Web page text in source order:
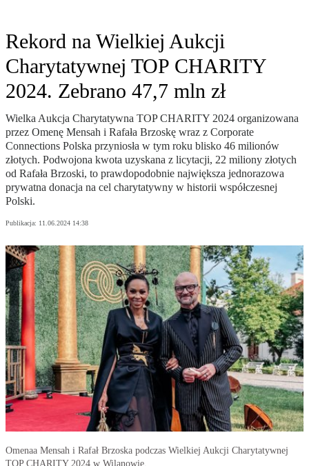
Rekord na Wielkiej Aukcji
Charytatywnej TOP CHARITY
2024. Zebrano 47,7 mln zł
Wielka Aukcja Charytatywna TOP CHARITY 2024 organizowana
przez Omenę Mensah i Rafała Brzoskę wraz z Corporate
Connections Polska przyniosła w tym roku blisko 46 milionów
złotych. Podwojona kwota uzyskana z licytacji, 22 miliony złotych
od Rafała Brzoski, to prawdopodobnie największa jednorazowa
prywatna donacja na cel charytatywny w historii współczesnej
Polski.
Publikacja: 11.06.2024 14:38
Omenaa Mensah i Rafał Brzoska podczas Wielkiej Aukcji Charytatywnej
TOP CHARITY 2024 w Wilanowie.